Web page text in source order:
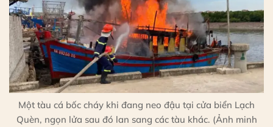
Một tàu cá bốc cháy khi đang neo đậu tại cửa biển Lạch
Quèn, ngọn lửa sau đó lan sang các tàu khác. (Ảnh minh